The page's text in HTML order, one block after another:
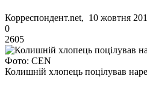
Корреспондент.net, 10 жовтня
0
2605
Фото: CEN
Колишній хлопець поцілував